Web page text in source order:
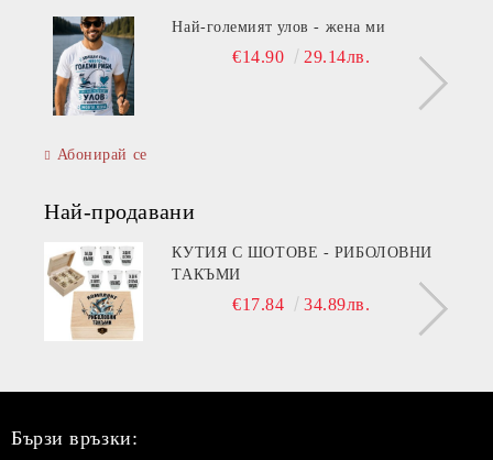
Най-големият улов - жена ми
€14.90 29.14лв.
Абонирай се
Най-продавани
КУТИЯ С ШОТОВЕ - РИБОЛОВНИ
ТАКЪМИ
€17.84 34.89лв.
Бързи връзки: